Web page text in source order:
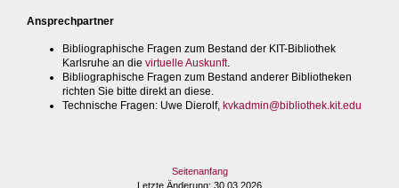
Ansprechpartner
Bibliographische Fragen zum Bestand der KIT-Bibliothek
Karlsruhe an die virtuelle Auskunft.
Bibliographische Fragen zum Bestand anderer Bibliotheken
richten Sie bitte direkt an diese.
Technische Fragen: Uwe Dierolf, kvkadmin@bibliothek.kit.edu
Seitenanfang
Letzte Änderung: 30.03.2026